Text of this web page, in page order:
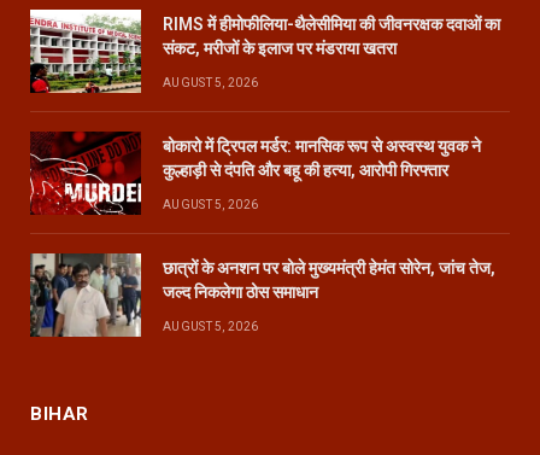
RIMS में हीमोफीलिया-थैलेसीमिया की जीवनरक्षक दवाओं का
संकट, मरीजों के इलाज पर मंडराया खतरा
AUGUST 5, 2026
बोकारो में ट्रिपल मर्डर: मानसिक रूप से अस्वस्थ युवक ने
कुल्हाड़ी से दंपति और बहू की हत्या, आरोपी गिरफ्तार
AUGUST 5, 2026
छात्रों के अनशन पर बोले मुख्यमंत्री हेमंत सोरेन, जांच तेज,
जल्द निकलेगा ठोस समाधान
AUGUST 5, 2026
BIHAR